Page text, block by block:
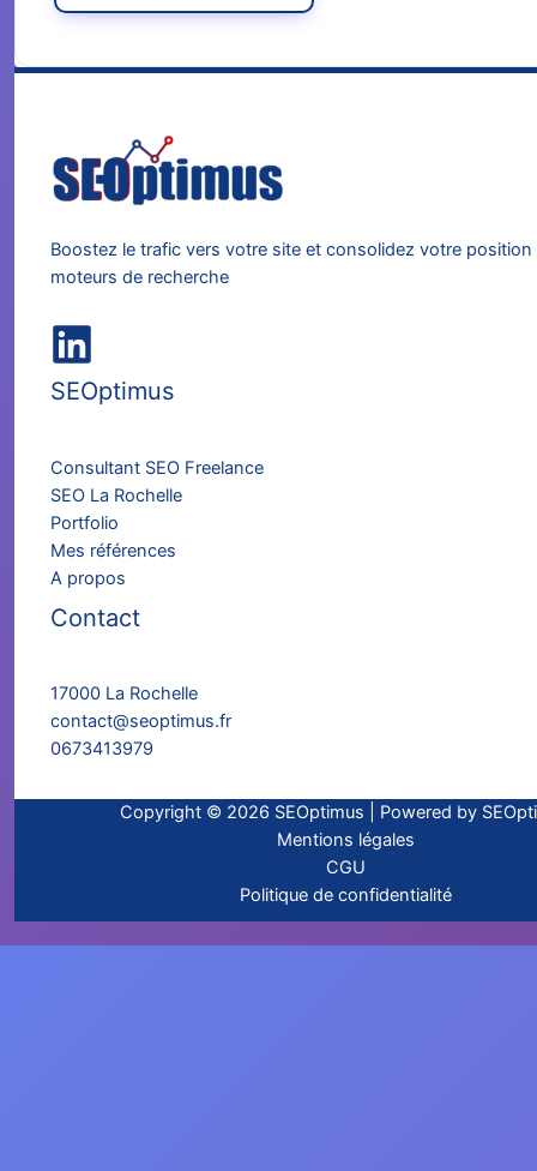
Boostez le trafic vers votre site et consolidez votre position
moteurs de recherche
SEOptimus
Consultant SEO Freelance
SEO La Rochelle
Portfolio
Mes références
A propos
Contact
17000 La Rochelle
contact@seoptimus.fr
0673413979
Copyright © 2026 SEOptimus | Powered by
Mentions légales
CGU
Politique de confidentialité